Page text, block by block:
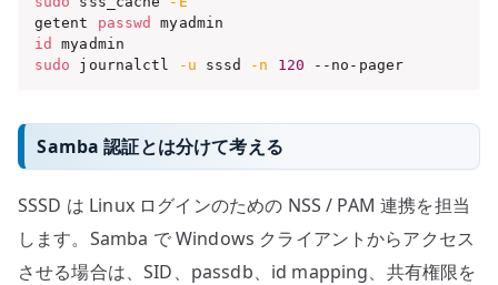
getent passwd
id
sudo journalctl -u sssd -n 120 --no-pager
Samba 認証とは分けて考える
SSSD は Linux ログインのための NSS / PAM 連携を担当
します。Samba で Windows クライアントからアクセス
させる場合は、SID、passdb、id mapping、共有権限を